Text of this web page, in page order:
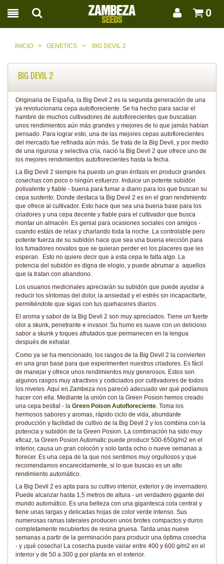
0
INICIO > GENETICS > BIG DEVIL 2
BIG DEVIL 2
Originaria de España, la Big Devil 2 es la segunda generación de una
ya revolucionaria cepa autofloreciente. Se ha hecho para saciar el
hambre de muchos cultivadores de autoflorecientes que buscaban
unos rendimientos aún más grandes y mejores de lo que jamás habían
pensado. Para lograr esto, una de las mejores cepas autoflorecientes
del mercado fue refinada aún más. Se trata de la Big Devil, y por medio
de una rigurosa y selectiva cría, nació la Big Devil 2 que ofrece uno de
los mejores rendimientos autoflorecientes hasta la fecha.
La Big Devil 2 siempre ha puesto un gran énfasis en producir grandes
cosechas con poco o ningún esfuerzo. Induice un potente subidón
polivalente y fiable - buena para fumar a diario para los que buscan su
cepa sustento. Donde destaca la Big Devil 2 es en el gran rendimiento
que ofrece al cultivador. Esto hace que sea una buena base para los
criadores y una cepa decente y fiable para el cultivador que busca
montar un almacén. Es genial para ocasiones sociales con amigos -
cuando estáis de relax y charlando toda la noche. La controlable pero
potente fuerza de su subidón hace que sea una buena elección para
los fumadores novatos que se quieran perder en los placeres que les
esperan. Esto no quiere decir que a esta cepa le falta algo. La
potencia del subidón es digna de elogio, y puede abrumar a aquellos
que la tratan con abandono.
Los usuarios medicinales apreciarán su subidón que puede ayudar a
reducir los síntomas del dolor, la ansiedad y el estrés sin incapacitarte,
permitiéndote que sigas con tus quehaceres diarios.
El aroma y sabor de la Big Devil 2 son muy apreciados. Tiene un fuerte
olor a skunk, penetrante e invasor. Su humo es suave con un delicioso
sabor a skunk y toques afrutados que permanecen en la lengua
después de exhalar.
Como ya se ha mencionado, los rasgos de la Big Devil 2 la convierten
en una gran base para que experimenten nuestros criadores. Es fácil
de manejar y ofrece unos rendimientos muy generosos. Estos son
algunos rasgos muy atractivos y codiciados por cultivadores de todos
los niveles. Aquí en Zambeza nos pareció adecuado ver qué podíamos
hacer con ella. Mediante la unión con la Green Posion hemos creado
una cepa bestial - la Green Poison Autofloreciente . Toma los
hermosos sabores y aromas, rápido ciclo de vida, abundante
producción y facilidad de cultivo de la Big Devil 2 y los combina con la
potencia y subidón de la Green Posion. La combinación ha sido muy
eficaz, la Green Posion Automatic puede producir 500-650g/m2 en el
interior, causa un gran colocón y solo tarda ocho o nueve semanas a
florecer. Es una cepa de la que nos sentimos muy orgullosos y que
recomendamos encarecidamente, si lo que buscas es un alto
rendimiento automático.
La Big Devil 2 es apta para su cultivo interior, exterior y de invernadero.
Puede alcanzar hasta 1,5 metros de altura - un verdadero gigante del
mundo automático. Es una belleza con una gigantesca cola central y
tiene unas largas y delicadas hojas de color verde intenso. Sus
numerosas ramas laterales producen unos brotes compactos y duros
completamente recubiertos de resina gruesa. Tarda unas nueve
semanas a partir de la germinación para producir una óptima cosecha
- y ¡qué cosecha! La cosecha puede variar entre 400 y 600 g/m2 en el
interior y de 50 a 300 g por planta en el exterior.